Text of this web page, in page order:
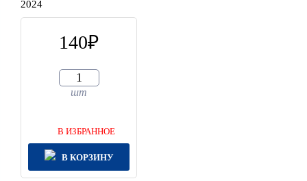
2024
140
шт
В ИЗБРАННОЕ
В КОРЗИНУ